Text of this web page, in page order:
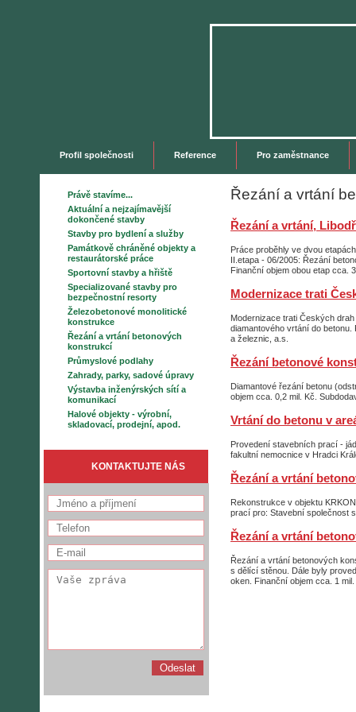
Řezání a vrtání
Řezání a vrtání,
Práce proběhly ve dvou
II.etapa - 06/2005: Řezání
Finanční objem obou etap cca.
Modernizace trati
Modernizace trati Českých
diamantového vrtání do
a železnic, a.s.
Řezání betonové
Diamantové řezání betonu
objem cca. 0,2 mil. Kč.
Vrtání do betonu v
Provedení stavebních prací -
fakultní nemocnice v Hradci
Řezání a vrtání
Rekonstrukce v objektu
prací pro: Stavební společnost
Řezání a vrtání
Řezání a vrtání betonových
s dělící stěnou. Dále byly
oken. Finanční objem cca. 1
Právě stavíme...
Aktuální a nejzajímavější
dokončené stavby
Stavby pro bydlení a služby
Památkově chráněné objekty a
restaurátorské práce
Sportovní stavby a hřiště
Specializované stavby pro
bezpečnostní resorty
Železobetonové monolitické
konstrukce
Řezání a vrtání betonových
konstrukcí
Průmyslové podlahy
Zahrady, parky, sadové úpravy
Výstavba inženýrských sítí a
komunikací
Halové objekty - výrobní,
skladovací, prodejní, apod.
KONTAKTUJTE NÁS
Profil společnosti Reference Pro zaměstnance